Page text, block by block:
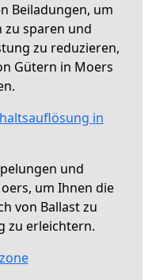
Beiladungen, um
zu sparen und
zu reduzieren,
Gütern in Moers
in
und
um Ihnen die
von Ballast zu
zu erleichtern.